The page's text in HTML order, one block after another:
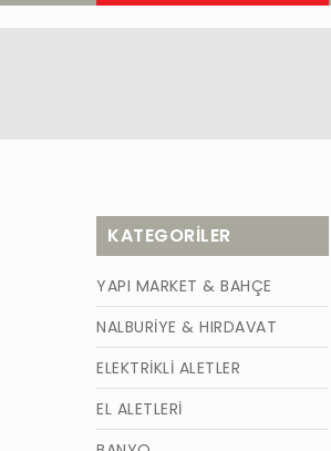
KATEGORILER
YAPI MARKET & BAHÇE
NALBURİYE & HIRDAVAT
ELEKTRİKLİ ALETLER
EL ALETLERİ